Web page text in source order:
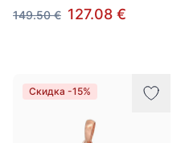
149.50 € 127.08 €
Скидка -15%